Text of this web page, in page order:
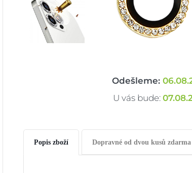
Odešleme:
U vás bude:
Popis zboží Dopravné od dvou kusů zdarma